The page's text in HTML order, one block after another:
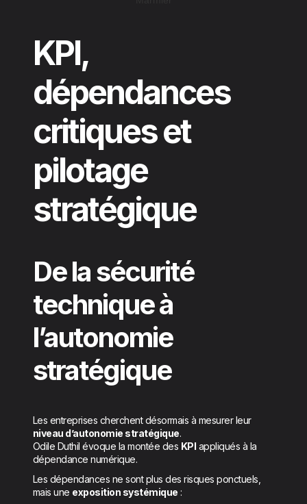
KPI,
dépendances
critiques et
pilotage
stratégique
De la sécurité
technique à
l’autonomie
stratégique
Les entreprises cherchent désormais à mesurer leur
niveau d’autonomie stratégique.
Odile Duthil évoque la montée des KPI appliqués à la
dépendance numérique.
Les dépendances ne sont plus des risques ponctuels,
mais une exposition systémique :